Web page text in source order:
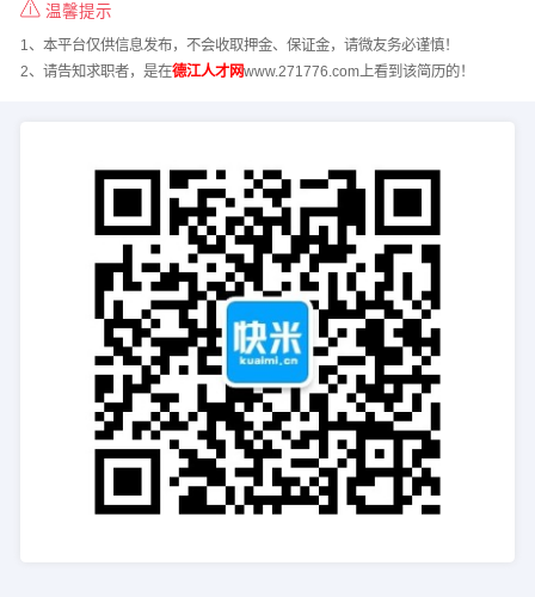
温馨提示
1、本平台仅供信息发布，不会收取押金、保证金，请微友务必谨慎！
2、请告知求职者，是在德江人才网www.271776.com上看到该简历的！